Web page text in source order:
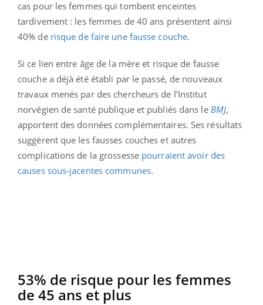
cas pour les femmes qui tombent enceintes
tardivement : les femmes de 40 ans présentent ainsi
40% de risque de faire une fausse couche.
Si ce lien entre âge de la mère et risque de fausse
couche a déjà été établi par le passé, de nouveaux
travaux menés par des chercheurs de l’Institut
norvégien de santé publique et publiés dans le BMJ,
apportent des données complémentaires. Ses résultats
suggèrent que les fausses couches et autres
complications de la grossesse pourraient avoir des
causes sous-jacentes communes.
53% de risque pour les femmes
de 45 ans et plus